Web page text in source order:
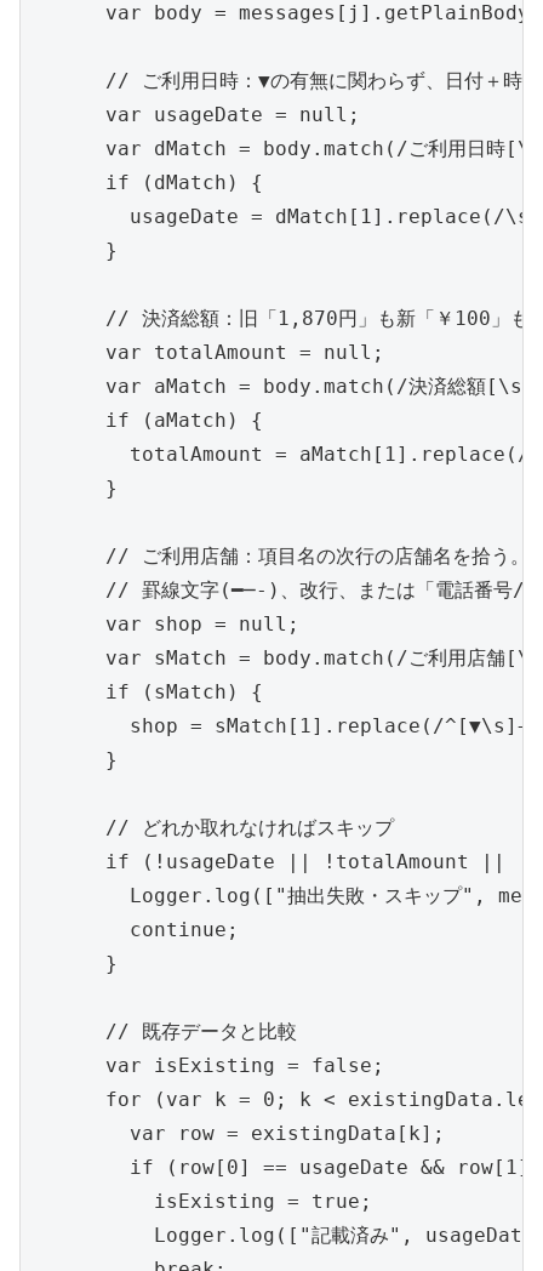
var body =
// ご利用日時：▼の有無に関わらず、日付＋時
      var usageDate = null;
var dMatch = body.match(/ご利用日時
      if (dMatch) {
usageDate = dMatch[1].replace(/
      }
// 決済総額：旧「1,870円」も新「￥100」も
      var totalAmount = null;
var aMatch = body.match(/決済総額
      if (aMatch) {
totalAmount = aMatch[1].replace(/
      }
      // ご利用店舗：項目名の次行の店舗名を拾う。
// 罫線文字(━─-)、改行、または「電話番号/▼
      var shop = null;
var sMatch = body.match(/ご利用店舗
      if (sMatch) {
shop = sMatch[1].replace(/
      }
      // どれか取れなければスキップ
if (!usageDate || !totalAmount ||
Logger.log(["抽出失敗・スキップ",
        continue;
      }
      // 既存データと比較
      var isExisting = false;
for (var k = 0; k <
        var row = existingData[k];
if (row[0] == usageDate &&
          isExisting = true;
Logger.log(["記載済み",